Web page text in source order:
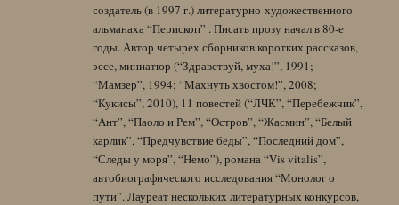
создатель (в 1997 г.) литературно-художественного
альманаха “Перископ” . Писать прозу начал в 80-е
годы. Автор четырех сборников коротких рассказов,
эссе, миниатюр (“Здравствуй, муха!”, 1991;
“Мамзер”, 1994; “Махнуть хвостом!”, 2008;
“Кукисы”, 2010), 11 повестей (“ЛЧК”, “Перебежчик”,
“Ант”, “Паоло и Рем”, “Остров”, “Жасмин”, “Белый
карлик”, “Предчувствие беды”, “Последний дом”,
“Следы у моря”, “Немо”), романа “Vis vitalis”,
автобиографического исследования “Монолог о
пути”. Лауреат нескольких литературных конкурсов,